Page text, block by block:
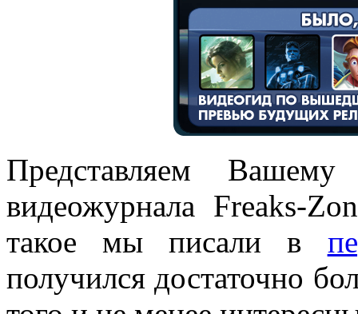
Представляем
видеожурнала Freaks-
такое мы писали в
получился достаточно